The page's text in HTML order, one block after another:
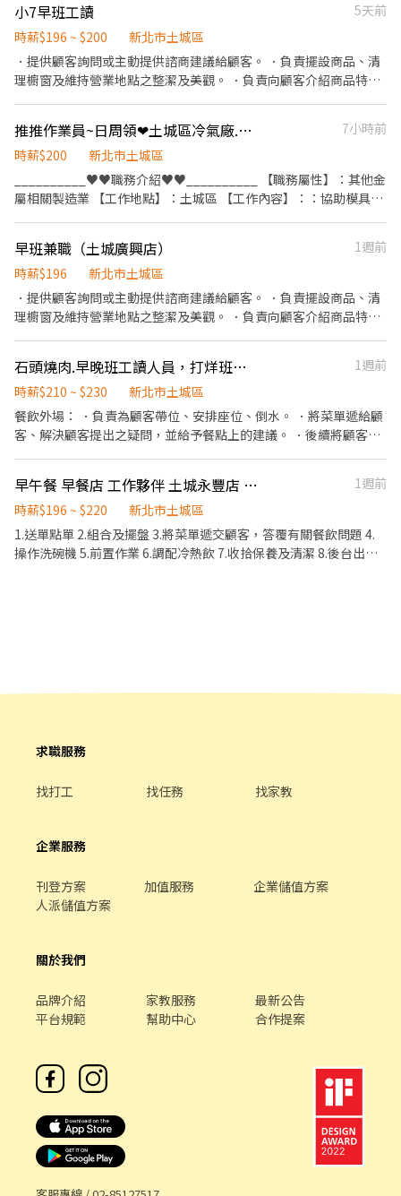
✔ 週排 3–5 天 💰 薪資 時薪 $198～238 ✨ 福利 ✔ 油資、維修補貼 ✔
固定早／晚班（免輪班） ✔ 完整教育訓練 上班地點：土城區/新店
區/三峽區 土城延吉 - 智取店 新北市土城區延吉街26號與28號1樓 土
城金安 - 智取店 新北市土城區金安街36號1樓 土城裕生 - 智取店 新
北市土城區裕生路28號1樓 土城明德店 新北市土城區明德路一段
309號1樓 土城中正店 新北市土城區中正路67巷20號1樓 土城立仁
店 新北市土城區立仁街6號1樓 土城學府店 新北市土城區學府路一
歷:https://reurl.cc/nxz8Wd 再加入官方帳號👉
https://reurl.cc/Vn67LY 留下全名+電話+職缺截圖 餅乾馬上回覆泥
💖 留下全名+電話+職缺截圖 餅乾馬上回覆泥💖
店到店工作內容調整 5. 須配合鄰近有人店門市支援
⸻⸻⸻⸻ ✅工作時間： 🔹早班：07:00-12:00、
07:30-12:30、08:00-13:00、08:30-13:30 🔹晚班：17:30-22:30、
17:30-23:30、18:30-22:30、18:30-23:30 (上班時數為2~6小時依實
作地點：(可自選店點) 土城延吉 - 智取店 新北市土城區延吉街26號
與28號1樓 土城金安 - 智取店 新北市土城區金安街36號1樓 土城裕
土城區學成路99巷11號1樓 😊門市缺額變動很快很快，先搶先贏❗❗
⸻⸻⸻⸻ 💡員工福利： 享汽機車油資補貼、修繕
補貼 推薦獎金 彈性排班 ⸻【應徵方式】⸻ 1️⃣點擊加入：
https://lin.ee/VvpVQJp（ID：@600movsk） 2️⃣加入後"務必"留
言：姓名/電話/專員找戴小姐/應徵蝦皮(截圖職缺)
小7早班工讀
5天前
時薪$196 ~ $200
新北市土城區
．提供顧客詢問或主動提供諮商建議給顧客。 ．負責擺設商品、清
理櫥窗及維持營業地點之整潔及美觀。 ．負責向顧客介紹商品特
束營業前，統計銷售情形、盤點貨品存量及撰寫當日業務報表。
推推作業員~日周領❤土城區冷氣廠.操機員.每月30K以上★周休二日.鈔幸福
7小時前
時薪$200
新北市土城區
__________♥♥職務介紹♥♥__________ 【職務屬性】：其他金
屬相關製造業 【工作地點】：土城區 【工作內容】：：協助模具
休，各10分鐘 【薪資計算】：時薪200元，每月15日領薪
╔══════════════╗ ✨【一起加入我們吧】✨ ✔️享
日週領服務 ✔️有提供蒸飯箱、微波爐等電器用品 ✔️汽、機車可以停
在廠區門口 ✔️冷氣廠房 ╚══════════════╝ 免費諮
早班兼職（土城廣興店）
1週前
時薪$196
新北市土城區
．提供顧客詢問或主動提供諮商建議給顧客。 ．負責擺設商品、清
理櫥窗及維持營業地點之整潔及美觀。 ．負責向顧客介紹商品特
束營業前，統計銷售情形、盤點貨品存量及撰寫當日業務報表。
石頭燒肉.早晚班工讀人員，打烊班人員
1週前
時薪$210 ~ $230
新北市土城區
餐飲外場： ．負責為顧客帶位、安排座位、倒水。 ．將菜單遞給顧
客、解決顧客提出之疑問，並給予餐點上的建議。 ．後續將顧客點
負責結帳、收銀等工作。 餐飲內場： ．擔任廚師的助手，處理烹飪
前與烹飪中之準備工作與其他餐廳相關事務。 ．負責洗、剝、削、
切各種食材。 ．負責清理工作環境、設備和餐具。 ．準備不同餐點
所需要的食材。 ．協助測量食材的容量與重量。 ．負責擺盤、打包
早午餐 早餐店 工作夥伴 土城永豐店 假日兼職工讀人員
1週前
時薪$196 ~ $220
新北市土城區
1.送單點單 2.組合及擺盤 3.將菜單遞交顧客，答覆有關餐飲問題 4.
操作洗碗機 5.前置作業 6.調配冷熱飲 7.收拾保養及清潔 8.後台出餐
求職服務
找打工 找任務 找家教
企業服務
刊登方案 加值服務
企業儲值方案
人派儲值方案
關於我們
品牌介紹 家教服務
最新公告
平台規範
幫助中心 合作提案